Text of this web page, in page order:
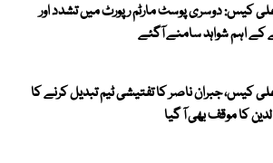
کیس: دوسری پوسٹ مارٹم رپورٹ میں تشدد اور
کے اہم شواہد سامنے آگئے
کیس، جبران ناصر کا تفتیشی ٹیم تبدیل کرنے کا
کا موقف بھی آ گیا